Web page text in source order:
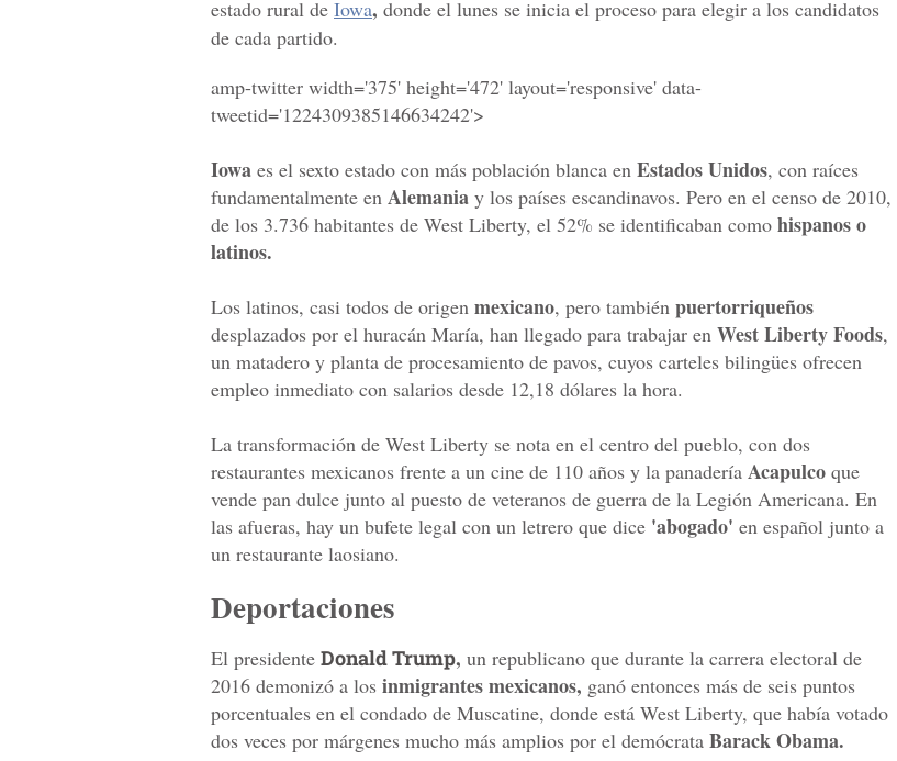
estado rural de Iowa, donde el lunes se inicia el proceso para elegir a los candidatos
de cada partido.
amp-twitter width='375' height='472' layout='responsive' data-
tweetid='1224309385146634242'>
Iowa es el sexto estado con más población blanca en Estados Unidos, con raíces
fundamentalmente en Alemania y los países escandinavos. Pero en el censo de 2010,
de los 3.736 habitantes de West Liberty, el 52% se identificaban como hispanos o
latinos.
Los latinos, casi todos de origen mexicano, pero también puertorriqueños
desplazados por el huracán María, han llegado para trabajar en West Liberty Foods,
un matadero y planta de procesamiento de pavos, cuyos carteles bilingües ofrecen
empleo inmediato con salarios desde 12,18 dólares la hora.
La transformación de West Liberty se nota en el centro del pueblo, con dos
restaurantes mexicanos frente a un cine de 110 años y la panadería Acapulco que
vende pan dulce junto al puesto de veteranos de guerra de la Legión Americana. En
las afueras, hay un bufete legal con un letrero que dice 'abogado' en español junto a
un restaurante laosiano.
Deportaciones
El presidente Donald Trump, un republicano que durante la carrera electoral de
2016 demonizó a los inmigrantes mexicanos, ganó entonces más de seis puntos
porcentuales en el condado de Muscatine, donde está West Liberty, que había votado
dos veces por márgenes mucho más amplios por el demócrata Barack Obama.